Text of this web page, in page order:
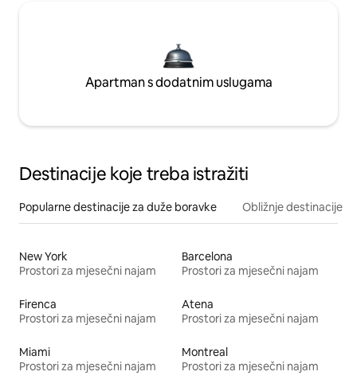
Apartman s dodatnim uslugama
Destinacije koje treba istražiti
Popularne destinacije za duže boravke Obližnje destinacije
New York
Prostori za mjesečni najam
Barcelona
Prostori za mjesečni najam
Firenca
Prostori za mjesečni najam
Atena
Prostori za mjesečni najam
Miami
Prostori za mjesečni najam
Montreal
Prostori za mjesečni najam